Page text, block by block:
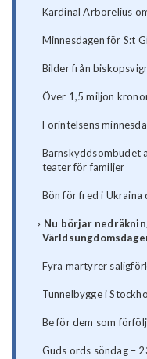
Kardinal Arborelius
Minnesdagen för S:t
Bilder från
Över 1,5 miljon
Förintelsens
Barnskyddsombudet
teater för familjer
Bön för fred i Ukraina
Nu börjar
Fyra martyrer
Tunnelbygge i
Be för dem som
Guds ords söndag –